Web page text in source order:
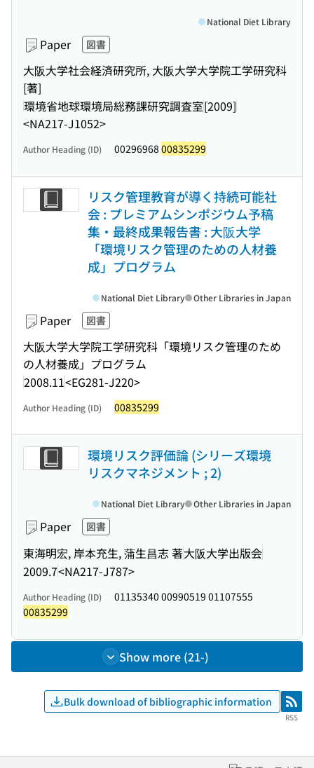
Paper 図書
大阪大学社会経済研究所, 大阪大学大学院工学研究科
[著]
環境省地球環境局総務課研究調査室[2009]
<NA217-J1052>
National Diet Library
Author Heading (ID) 00296968 00835299
リスク管理教育が導く持続可能社
会 : プレミアムシンポジウム予稿
集・最終成果報告書 : 大阪大学
「環境リスク管理のための人材養
成」プログラム
Paper 図書
大阪大学大学院工学研究科「環境リスク管理のため
の人材養成」プログラム
2008.11<EG281-J220>
National Diet Library Other Libraries in Japan
Author Heading (ID) 00835299
環境リスク評価論 (シリーズ環境
リスクマネジメント ; 2)
Paper 図書
東海明宏, 岸本充生, 蒲生昌志 著大阪大学出版会
2009.7<NA217-J787>
National Diet Library Other Libraries in Japan
Author Heading (ID)
01135340 00990519 01107555
00835299
Show more (21-)
Bulk download of bibliographic information RSS
RSS